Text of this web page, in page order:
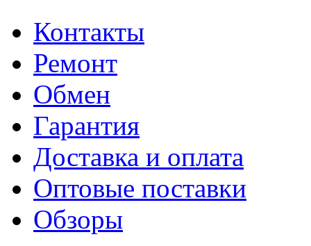
Контакты
Ремонт
Обмен
Гарантия
Доставка и оплата
Оптовые поставки
Обзоры